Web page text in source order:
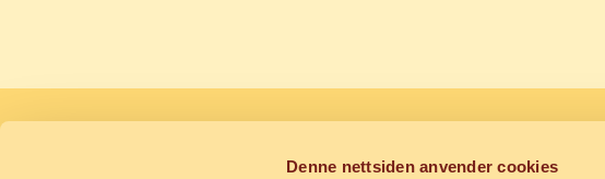
Denne nettsiden anvender cookies